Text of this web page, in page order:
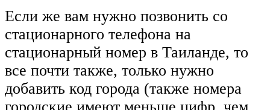
Если же вам нужно позвонить со
стационарного телефона на
стационарный номер в Таиланде, то
все почти также, только нужно
добавить код города (также номера